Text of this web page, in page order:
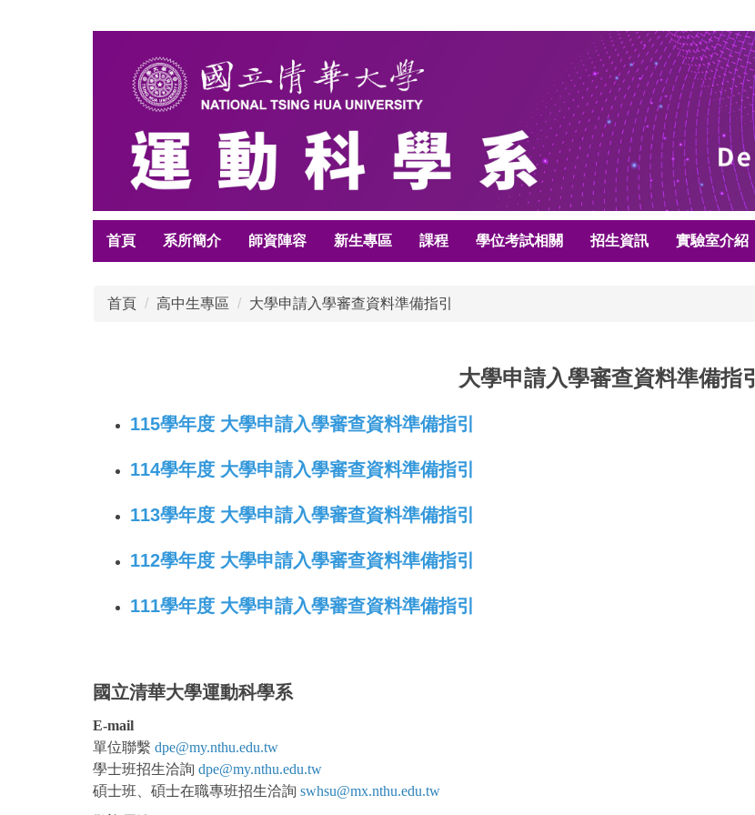
首頁 系所簡介 師資陣容 新生專區 課程 學位考試相關 招生資訊 實驗室介紹
首頁 高中生專區 大學申請入學審查資料準備指引
大學申請入學審查資料準備指引
115學年度 大學申請入學審查資料準備指引
114學年度 大學申請入學審查資料準備指引
113學年度 大學申請入學審查資料準備指引
112學年度 大學申請入學審查資料準備指引
111學年度 大學申請入學審查資料準備指引
國立清華大學運動科學系
E-mail
單位聯繫 dpe@my.nthu.edu.tw
學士班招生洽詢 dpe@my.nthu.edu.tw
碩士班、碩士在職專班招生洽詢 swhsu@mx.nthu.edu.tw